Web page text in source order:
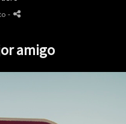
-
amigo